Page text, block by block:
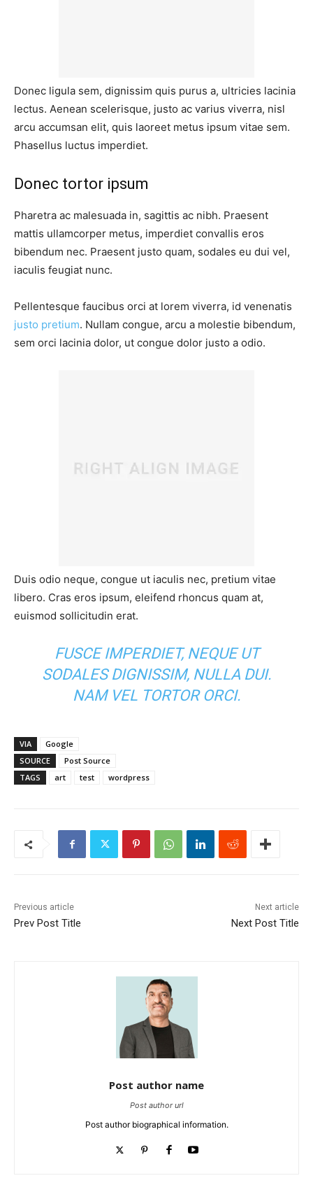
Donec ligula sem, dignissim quis purus a, ultricies lacinia
lectus. Aenean scelerisque, justo ac varius viverra, nisl
arcu accumsan elit, quis laoreet metus ipsum vitae sem.
Phasellus luctus imperdiet.
Donec tortor ipsum
Pharetra ac malesuada in, sagittis ac nibh. Praesent
mattis ullamcorper metus, imperdiet convallis eros
bibendum nec. Praesent justo quam, sodales eu dui vel,
iaculis feugiat nunc.
Pellentesque faucibus orci at lorem viverra, id venenatis
justo pretium. Nullam congue, arcu a molestie bibendum,
sem orci lacinia dolor, ut congue dolor justo a odio.
Duis odio neque, congue ut iaculis nec, pretium vitae
libero. Cras eros ipsum, eleifend rhoncus quam at,
euismod sollicitudin erat.
FUSCE IMPERDIET, NEQUE UT
SODALES DIGNISSIM, NULLA DUI.
NAM VEL TORTOR ORCI.
VIA
Google
SOURCE
Post Source
TAGS
art test wordpress
Previous article
Prev Post Title
Next article
Next Post Title
Post author name
Post author url
Post author biographical information.